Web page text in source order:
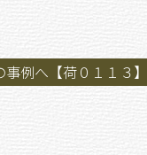
事例へ【荷０１１３】